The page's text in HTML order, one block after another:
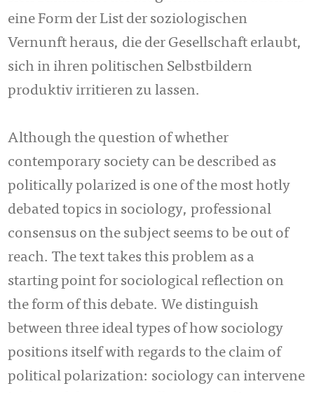
eine Form der List der so­zio­lo­gi­schen
Vernunft heraus, die der Ge­sell­schaft erlaubt,
sich in ihren politischen Selbst­bil­dern
produktiv irritieren zu las­sen.
Although the question of whether
contemporary society can be described as
politically polarized is one of the most hotly
debated topics in sociology, professional
consensus on the subject seems to be out of
reach. The text takes this problem as a
starting point for sociological reflection on
the form of this debate. We distinguish
between three ideal types of how sociology
positions itself with regards to the claim of
political polarization: sociology can intervene